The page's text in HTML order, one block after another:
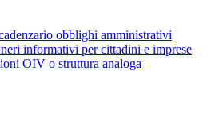
obblighi amministrativi
informativi per cittadini e imprese
OIV o struttura analoga